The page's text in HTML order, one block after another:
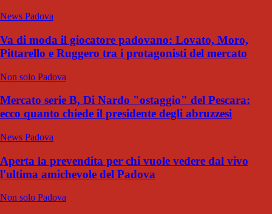
News Padova
Va di moda il giocatore padovano: Lovato, Moro,
Pittarello e Ruggero tra i protagonisti del mercato
Non solo Padova
Mercato serie B, Di Nardo "ostaggio" del Pescara:
ecco quanto chiede il presidente degli abruzzesi
News Padova
Aperta la prevendita per chi vuole vedere dal vivo
l'ultima amichevole del Padova
Non solo Padova